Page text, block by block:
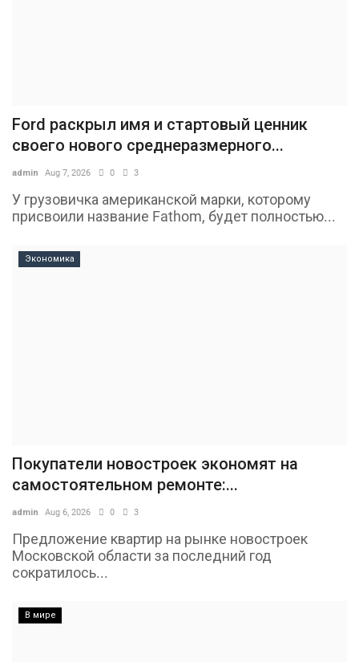
Ford раскрыл имя и стартовый ценник
своего нового среднеразмерного...
admin Aug 7, 2026 0 3
У грузовичка американской марки, которому
присвоили название Fathom, будет полностью...
Экономика
Покупатели новостроек экономят на
самостоятельном ремонте:...
admin Aug 6, 2026 0 3
Предложение квартир на рынке новостроек
Московской области за последний год
сократилось...
В мире